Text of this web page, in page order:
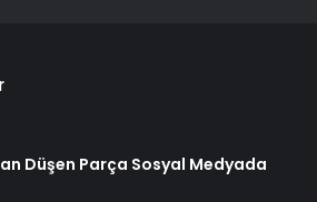
Düşen Parça Sosyal Medyada